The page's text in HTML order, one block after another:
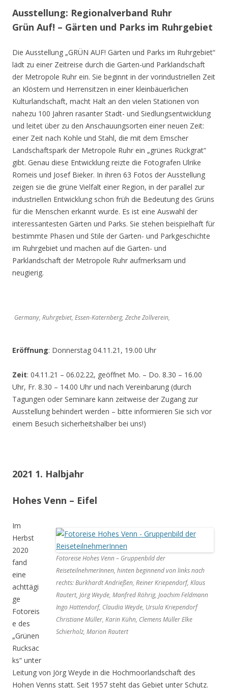
Ausstellung: Regionalverband Ruhr
Grün Auf! – Gärten und Parks im Ruhrgebiet
Die Ausstellung „GRÜN AUF! Gärten und Parks im Ruhrgebiet“
lädt zu einer Zeitreise durch die Garten-und Parklandschaft
der Metropole Ruhr ein. Sie beginnt in der vorindustriellen Zeit
an Klöstern und Herrensitzen in einer kleinbäuerlichen
Kulturlandschaft, macht Halt an den vielen Stationen von
nahezu 100 Jahren rasanter Stadt- und Siedlungsentwicklung
und leitet über zu den Anschauungsorten einer neuen Zeit:
einer Zeit nach Kohle und Stahl, die mit dem Emscher
Landschaftspark der Metropole Ruhr ein „grünes Rückgrat“
gibt. Genau diese Entwicklung reizte die Fotografen Ulrike
Romeis und Josef Bieker. In ihren 63 Fotos der Ausstellung
zeigen sie die grüne Vielfalt einer Region, in der parallel zur
industriellen Entwicklung schon früh die Bedeutung des Grüns
für die Menschen erkannt wurde. Es ist eine Auswahl der
interessantesten Gärten und Parks. Sie stehen beispielhaft für
bestimmte Phasen und Stile der Garten- und Parkgeschichte
im Ruhrgebiet und machen auf die Garten- und
Parklandschaft der Metropole Ruhr aufmerksam und
neugierig.
Germany, Ruhrgebiet, Essen-Katernberg, Zeche Zollverein,
Eröffnung: Donnerstag 04.11.21, 19.00 Uhr
Zeit: 04.11.21 – 06.02.22, geöffnet Mo. – Do. 8.30 – 16.00
Uhr, Fr. 8.30 – 14.00 Uhr und nach Vereinbarung (durch
Tagungen oder Seminare kann zeitweise der Zugang zur
Ausstellung behindert werden – bitte informieren Sie sich vor
einem Besuch sicherheitshalber bei uns!)
2021 1. Halbjahr
Hohes Venn – Eifel
Fotoreise Hohes Venn – Gruppenbild der
ReiseteilnehmerInnen, hinten beginnend von links nach
rechts: Burkhardt Andrießen, Reiner Kriependorf, Klaus
Rautert, Jörg Weyde, Manfred Röhrig, Joachim Feldmann
Ingo Hattendorf, Claudia Weyde, Ursula Kriependorf
Christiane Müller, Karin Kühn, Clemens Müller Elke
Schierholz, Marion Rautert
Im
Herbst
2020
fand
eine
achttägi
ge
Fotoreis
e des
„Grünen
Rucksac
ks“ unter
Leitung von Jörg Weyde in die Hochmoorlandschaft des
Hohen Venns statt. Seit 1957 steht das Gebiet unter Schutz.